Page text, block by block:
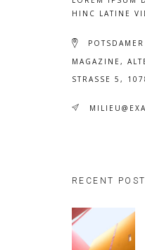
HINC LATINE
MAGAZINE,
STRASSE 5,
RECENT